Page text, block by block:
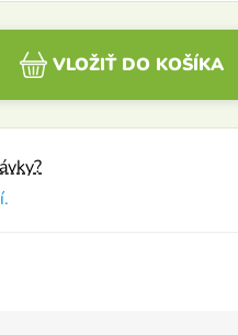
VLOŽIŤ DO KOŠÍKA